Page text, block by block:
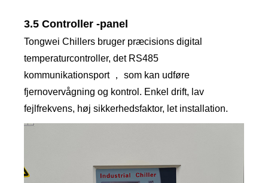
3.5 Controller -panel
Tongwei Chillers bruger præcisions digital
temperaturcontroller, det RS485
kommunikationsport ， som kan udføre
fjernovervågning og kontrol. Enkel drift, lav
fejlfrekvens, høj sikkerhedsfaktor, let installation.